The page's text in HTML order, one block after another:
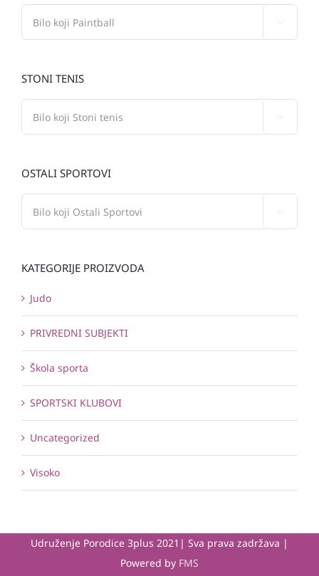
STONI TENIS
OSTALI SPORTOVI
KATEGORIJE PROIZVODA
Judo
PRIVREDNI SUBJEKTI
Škola sporta
SPORTSKI KLUBOVI
Uncategorized
Visoko
Udruženje Porodice 3plus 2021| Sva prava zadržava |
Powered by FMS